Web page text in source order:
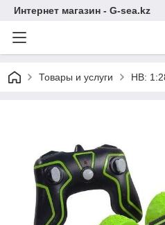
Интернет магазин - G-sea.kz
Товары и услуги HB: